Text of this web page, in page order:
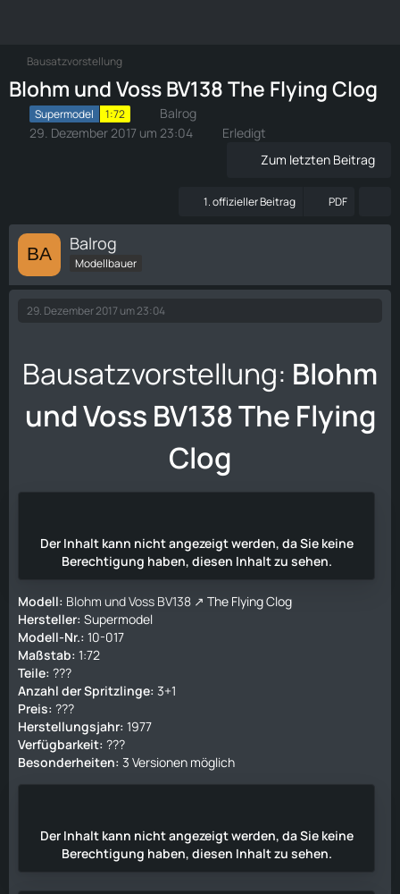
Bausatzvorstellung
Blohm und Voss BV138 The Flying Clog
Supermodel 1:72
Balrog
29. Dezember 2017 um 23:04
Erledigt
Zum letzten Beitrag
1. offizieller Beitrag PDF
Balrog
Modellbauer
29. Dezember 2017 um 23:04
Bausatzvorstellung: Blohm
und Voss BV138The Flying
Clog
Der Inhalt kann nicht angezeigt werden, da Sie keine
Berechtigung haben, diesen Inhalt zu sehen.
Modell: Blohm und Voss BV138
The Flying Clog
Hersteller: Supermodel
Modell-Nr.: 10-017
Maßstab: 1:72
Teile: ???
Anzahl der Spritzlinge: 3+1
Preis: ???
Herstellungsjahr: 1977
Verfügbarkeit: ???
Besonderheiten: 3 Versionen möglich
Der Inhalt kann nicht angezeigt werden, da Sie keine
Berechtigung haben, diesen Inhalt zu sehen.